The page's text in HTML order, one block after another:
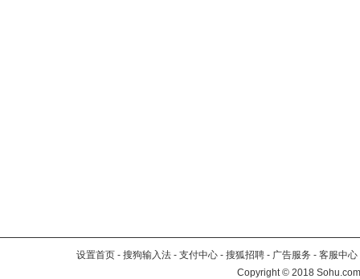
设置首页 - 搜狗输入法 - 支付中心 - 搜狐招聘 - 广告服务 - 客服中心
Copyright©2018